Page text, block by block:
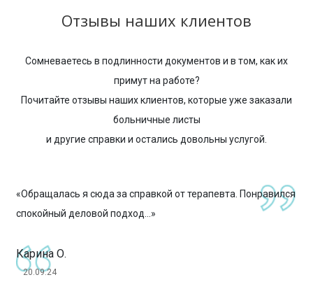
Отзывы наших клиентов
Сомневаетесь в подлинности документов и в том, как их
примут на работе?
Почитайте отзывы наших клиентов, которые уже заказали
больничные листы
и другие справки и остались довольны услугой.
«Обращалась я сюда за справкой от терапевта. Понравился
спокойный деловой подход...»
Карина О.
20.09.24